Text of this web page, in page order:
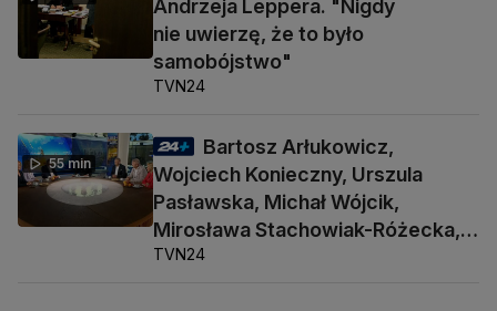
Andrzeja Leppera. "Nigdy
nie uwierzę, że to było
samobójstwo"
TVN24
55 min
Bartosz Arłukowicz,
Wojciech Konieczny, Urszula
Pasławska, Michał Wójcik,
Mirosława Stachowiak-Różecka,
Barbara Socha
TVN24